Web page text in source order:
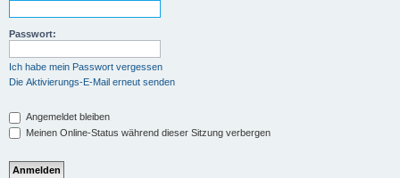
Passwort:
Ich habe mein Passwort vergessen
Die Aktivierungs-E-Mail erneut senden
Angemeldet bleiben
Meinen Online-Status während dieser Sitzung verbergen